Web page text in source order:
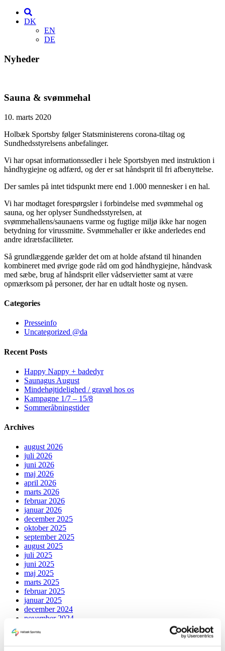
DK
EN
DE
Nyheder
Sauna & svømmehal
10. marts 2020
Holbæk Sportsby følger Statsministerens corona-tiltag og
Sundhedsstyrelsens anbefalinger.
Vi har opsat informationssedler i hele Sportsbyen med instruktion i
håndhygiejne og adfærd, og der er sat håndsprit til fri afbenyttelse.
Der samles på intet tidspunkt mere end 1.000 mennesker i en hal.
Vi har modtaget forespørgsler i forbindelse med svømmehal og
sauna, og her oplyser Sundhedsstyrelsen, at
svømmehallens/saunaens varme og fugtige miljø ikke har nogen
betydning for virussmitte. Svømmehaller er ikke anderledes end
andre idrætsfaciliteter.
Så grundlæggende gælder det om at holde afstand til hinanden
kombineret med øvrige gode råd om god håndhygiejne, håndvask
med sæbe, brug af håndsprit eller vådservietter samt at være
opmærksom på personer, der har en udtalt hoste og nysen.
Categories
Presseinfo
Uncategorized @da
Recent Posts
Happy Nappy + badedyr
Saunagus August
Mindehøjtidelighed / gravøl hos os
Kampagne 1/7 – 15/8
Sommeråbningstider
Archives
august 2026
juli 2026
juni 2026
maj 2026
april 2026
marts 2026
februar 2026
januar 2026
december 2025
oktober 2025
september 2025
august 2025
juli 2025
juni 2025
maj 2025
marts 2025
februar 2025
januar 2025
december 2024
november 2024
september 2024
juli 2024